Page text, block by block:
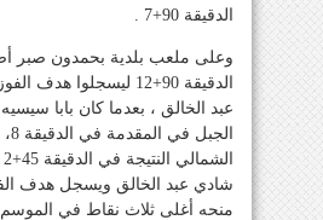
الدقيقة 90+7 .
وعلى ملعب بلدية بحمدون صبر
الدقيقة 90+12 ليسجلوا
عبد الخالق ، بعدما كان بابا
شادي عبد الخالق ويسجل هدف
منحه أغلى ثلاث نقاط في الموسم